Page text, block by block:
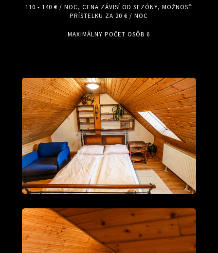
110 - 140 € / NOC, CENA ZÁVISÍ OD SEZÓNY, MOŽNOSŤ
PRÍSTELKU ZA 20 € / NOC
MAXIMÁLNY POČET OSÔB 6